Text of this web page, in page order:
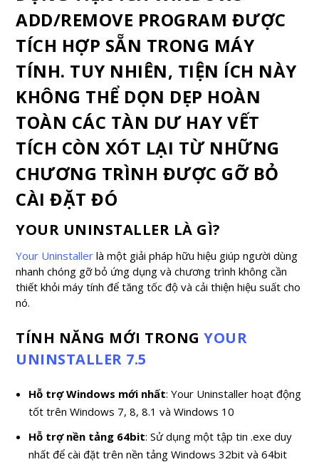
ADD/REMOVE PROGRAM ĐƯỢC
TÍCH HỢP SẴN TRONG MÁY
TÍNH. TUY NHIÊN, TIỆN ÍCH NÀY
KHÔNG THỂ DỌN DẸP HOÀN
TOÀN CÁC TÀN DƯ HAY VẾT
TÍCH CÒN XÓT LẠI TỪ NHỮNG
CHƯƠNG TRÌNH ĐƯỢC GỠ BỎ
CÀI ĐẶT ĐÓ
YOUR UNINSTALLER LÀ GÌ?
Your Uninstaller là một giải pháp hữu hiệu giúp người dùng
nhanh chóng gỡ bỏ ứng dụng và chương trình không cần
thiết khỏi máy tính để tăng tốc độ và cải thiện hiệu suất cho
nó.
TÍNH NĂNG MỚI TRONGYOUR
UNINSTALLER 7.5
Hỗ trợ Windows mới nhất: Your Uninstaller hoạt động
tốt trên Windows 7, 8, 8.1 và Windows 10
Hỗ trợ nền tảng 64bit: Sử dụng một tập tin .exe duy
nhất để cài đặt trên nền tảng Windows 32bit và 64bit